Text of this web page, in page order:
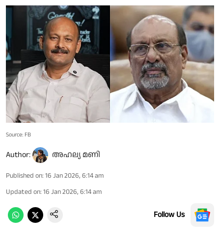
Source: FB
Author: അഹല്യ മണി
Published on: 16 Jan 2026, 6:14 am
Updated on: 16 Jan 2026, 6:14 am
Follow Us